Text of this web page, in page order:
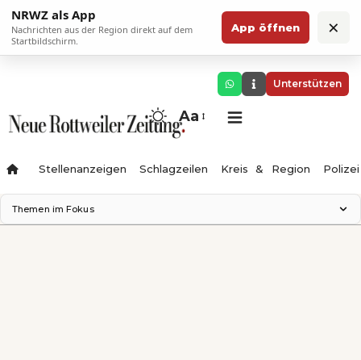
NRWZ als App
Nachrichten aus der Region direkt auf dem
Startbildschirm.
App öffnen ×
Unterstützen
Aa
Stellenanzeigen Schlagzeilen Kreis & Region Polizei
Themen im Fokus